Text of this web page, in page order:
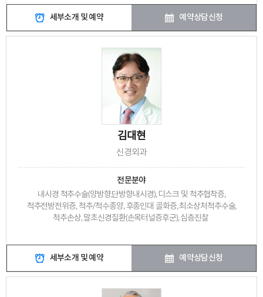
세부소개 및 예약 예약상담신청
김대현
신경외과
전문분야
내시경 척추수술(양방향,단방향내시경), 디스크 및 척추협착증,
척추전방전위증, 척추/척수종양, 후종인대 골화증, 최소상처척추수술,
척추손상, 말초신경질환(손목터널증후군), 심층진찰
세부소개 및 예약 예약상담신청